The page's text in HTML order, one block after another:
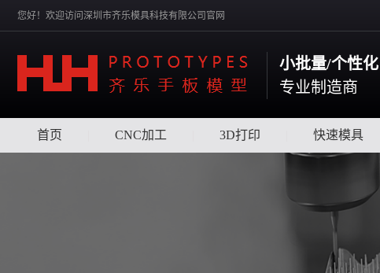
您好！欢迎访问深圳市齐乐模具科技有限公司官网
小批量/个性
专业制造商
首页 CNC加工 3D打印 快速模具